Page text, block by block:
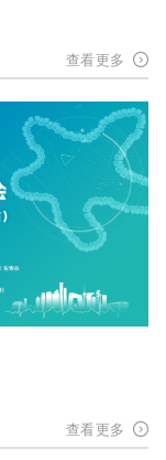
查看更多
查看更多